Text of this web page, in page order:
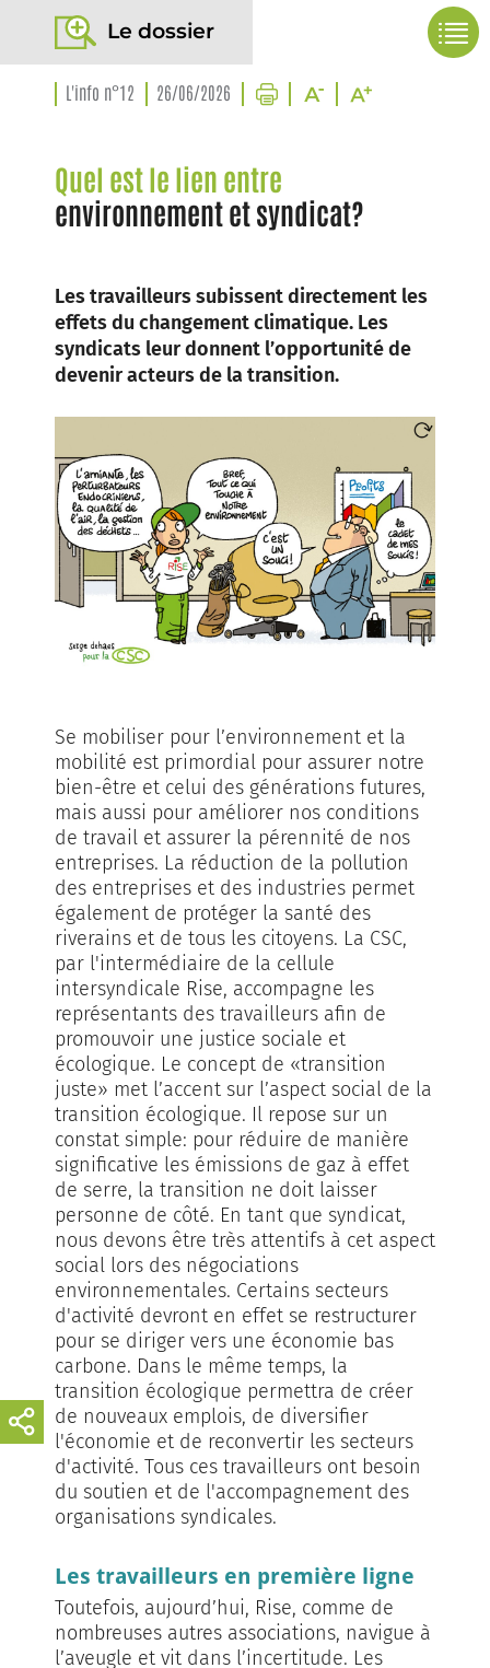
Le dossier
L'info n°12 26/06/2026
Quel est le lien entre
environnement et syndicat?
Les travailleurs subissent directement les
effets du changement climatique. Les
syndicats leur donnent l’opportunité de
devenir acteurs de la transition.
Se mobiliser pour l’environnement et la
mobilité est primordial pour assurer notre
bien-être et celui des générations futures,
mais aussi pour améliorer nos conditions
de travail et assurer la pérennité de nos
entreprises. La réduction de la pollution
des entreprises et des industries permet
également de protéger la santé des
riverains et de tous les citoyens. La CSC,
par l'intermédiaire de la cellule
intersyndicale Rise, accompagne les
représentants des travailleurs afin de
promouvoir une justice sociale et
écologique. Le concept de «transition
juste» met l’accent sur l’aspect social de la
transition écologique. Il repose sur un
constat simple: pour réduire de manière
significative les émissions de gaz à effet
de serre, la transition ne doit laisser
personne de côté. En tant que syndicat,
nous devons être très attentifs à cet aspect
social lors des négociations
environnementales. Certains secteurs
d'activité devront en effet se restructurer
pour se diriger vers une économie bas
carbone. Dans le même temps, la
transition écologique permettra de créer
de nouveaux emplois, de diversifier
l'économie et de reconvertir les secteurs
d'activité. Tous ces travailleurs ont besoin
du soutien et de l'accompagnement des
organisations syndicales.
Les travailleurs en première ligne
Toutefois, aujourd’hui, Rise, comme de
nombreuses autres associations, navigue à
l’aveugle et vit dans l’incertitude. Les